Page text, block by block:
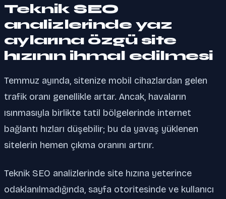
Teknik SEO
analizlerinde yaz
aylarına özgü site
hızının ihmal edilmesi
Temmuz ayında, sitenize mobil cihazlardan gelen
trafik oranı genellikle artar. Ancak, havaların
ısınmasıyla birlikte tatil bölgelerinde internet
bağlantı hızları düşebilir; bu da yavaş yüklenen
sitelerin hemen çıkma oranını artırır.
Teknik SEO analizlerinde site hızına yeterince
odaklanılmadığında, sayfa otoritesinde ve kullanıcı